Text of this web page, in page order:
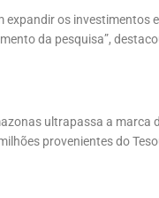
expandir os investimentos
da pesquisa”,
ultrapassa a marca
provenientes do